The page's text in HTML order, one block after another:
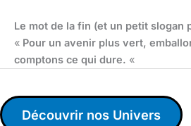
Le mot de la fin (et un petit slogan
« Pour un avenir plus vert,
comptons ce qui dure. «
Découvrir nos Univers